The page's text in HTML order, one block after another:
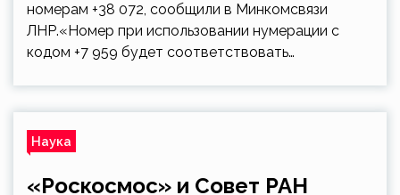
номерам +38 072, сообщили в Минкомсвязи
ЛНР.«Номер при использовании нумерации с
кодом +7 959 будет соответствовать…
Наука
«Роскосмос» и Совет РАН